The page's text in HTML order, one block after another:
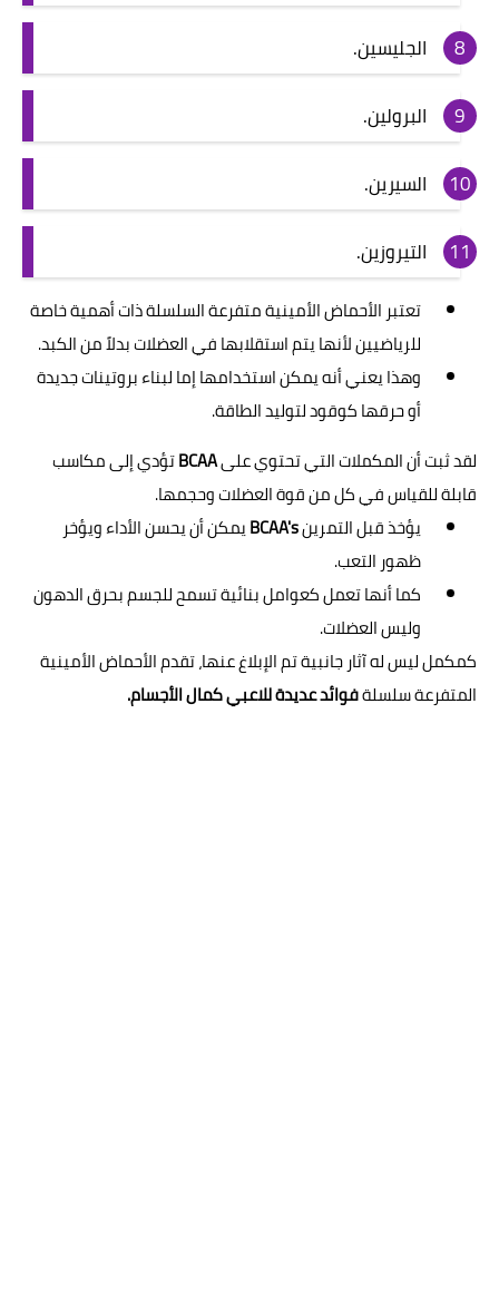
الجليسين.
البرولين.
السيرين.
التيروزين.
تعتبر الأحماض الأمينية متفرعة السلسلة ذات أهمية خاصة
للرياضيين لأنها يتم استقلابها في العضلات بدلاً من الكبد.
وهذا يعني أنه يمكن استخدامها إما لبناء بروتينات جديدة
أو حرقها كوقود لتوليد الطاقة.
لقد ثبت أن المكملات التي تحتوي علىBCAAتؤدي إلى مكاسب
قابلة للقياس في كل من قوة العضلات وحجمها.
يؤخذ قبل التمرينBCAA'sيمكن أن يحسن الأداء ويؤخر
ظهور التعب.
كما أنها تعمل كعوامل بنائية تسمح للجسم بحرق الدهون
وليس العضلات.
كمكمل ليس له آثار جانبية تم الإبلاغ عنها، تقدم الأحماض الأمينية
المتفرعة سلسلةفوائد عديدة للاعبي كمال الأجسام.